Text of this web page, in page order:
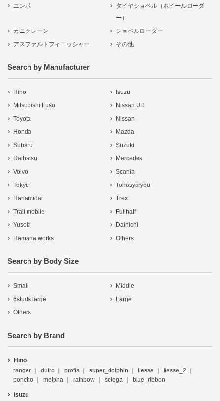
ユンボ
タイヤショベル（ホイールローダ
ー）
カニクレーン
ショベルローダー
アスファルトフィニッシャー
その他
Search by Manufacturer
Hino
Isuzu
Mitsubishi Fuso
Nissan UD
Toyota
Nissan
Honda
Mazda
Subaru
Suzuki
Daihatsu
Mercedes
Volvo
Scania
Tokyu
Tohosyaryou
Hanamidai
Trex
Trail mobile
Fullhalf
Yusoki
Dainichi
Hamana works
Others
Search by Body Size
Small
Middle
6studs large
Large
Others
Search by Brand
Hino
ranger
dutro profia super_dolphin liesse
liesse_2
poncho
melpha rainbow selega blue_ribbon
Isuzu